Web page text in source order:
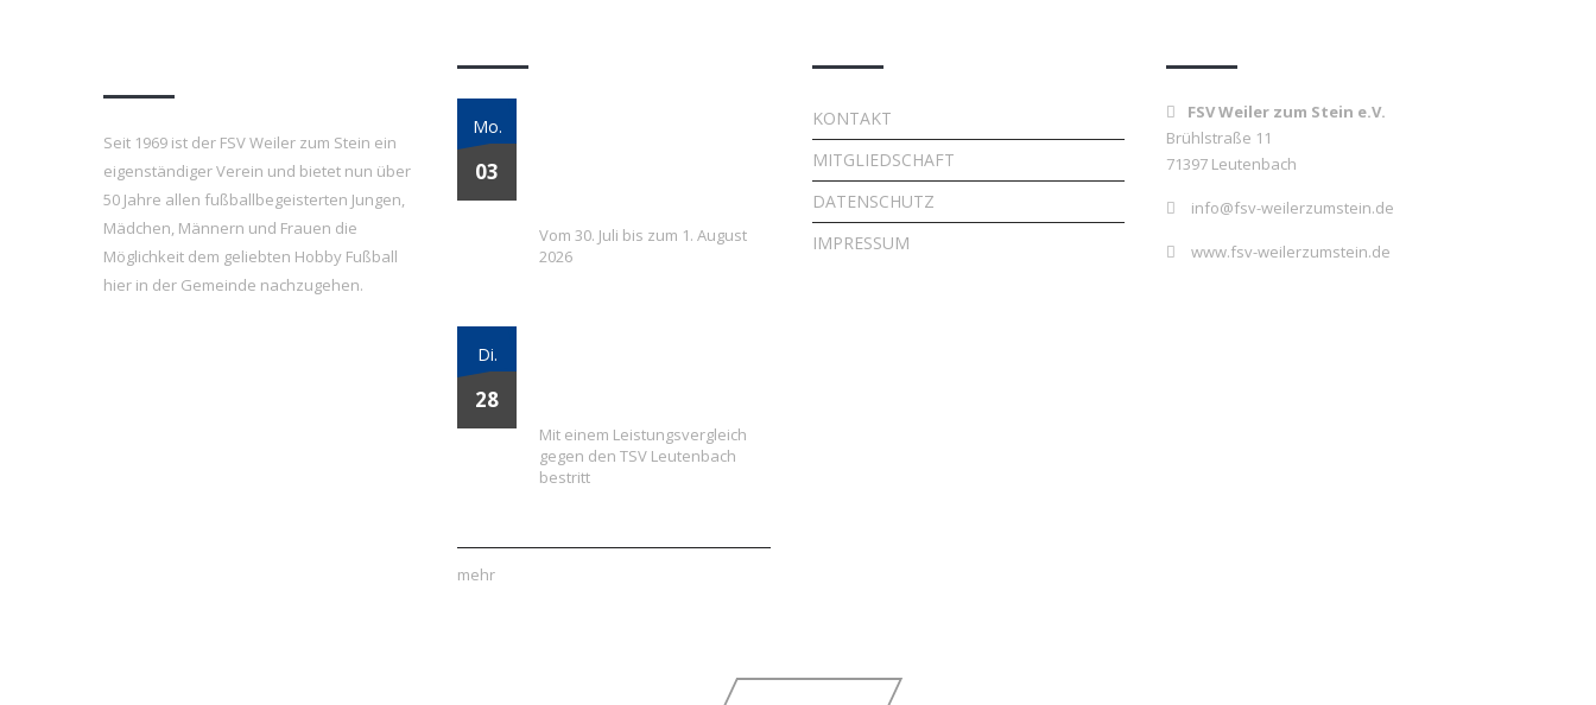
Seit 1969 ist der FSV Weiler zum Stein ein
eigenständiger Verein und bietet nun über
50 Jahre allen fußballbegeisterten Jungen,
Mädchen, Männern und Frauen die
Möglichkeit dem geliebten Hobby Fußball
hier in der Gemeinde nachzugehen.
Mo.
03
Vom 30. Juli bis zum 1. August
2026
Di.
28
Mit einem Leistungsvergleich
gegen den TSV Leutenbach
bestritt
mehr
KONTAKT
MITGLIEDSCHAFT
DATENSCHUTZ
IMPRESSUM
FSV Weiler zum Stein e.V.
Brühlstraße 11
71397 Leutenbach
info@fsv-weilerzumstein.de
www.fsv-weilerzumstein.de